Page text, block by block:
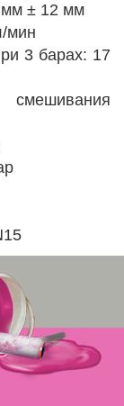
мм ± 12 мм
мин
3 барах: 17